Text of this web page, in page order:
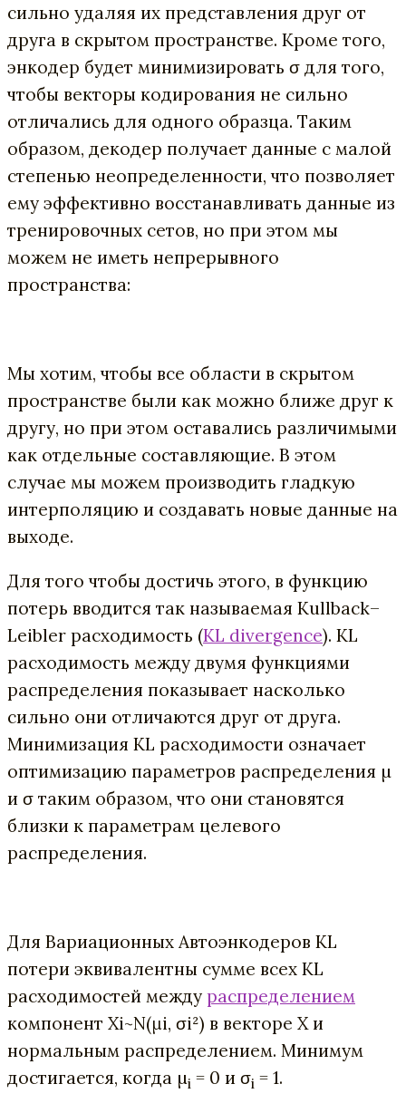
сильно удаляя их представления друг от
друга в скрытом пространстве. Кроме того,
энкодер будет минимизировать σ для того,
чтобы векторы кодирования не сильно
отличались для одного образца. Таким
образом, декодер получает данные с малой
степенью неопределенности, что позволяет
ему эффективно восстанавливать данные из
тренировочных сетов, но при этом мы
можем не иметь непрерывного
пространства:
Мы хотим, чтобы все области в скрытом
пространстве были как можно ближе друг к
другу, но при этом оставались различимыми
как отдельные составляющие. В этом
случае мы можем производить гладкую
интерполяцию и создавать новые данные на
выходе.
Для того чтобы достичь этого, в функцию
потерь вводится так называемая Kullback–
Leibler расходимость (KL divergence). КL
расходимость между двумя функциями
распределения показывает насколько
сильно они отличаются друг от друга.
Минимизация KL расходимости означает
оптимизацию параметров распределения µ
и σ таким образом, что они становятся
близки к параметрам целевого
распределения.
Для Вариационных Автоэнкодеров KL
потери эквивалентны сумме всех KL
расходимостей между распределением
компонент Xi~N(μi, σi²) в векторе Х и
нормальным распределением. Минимум
достигается, когда µi = 0 и σi = 1.